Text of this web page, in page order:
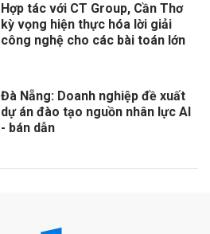
Hợp tác với CT Group, Cần Thơ
kỳ vọng hiện thực hóa lời giải
công nghệ cho các bài toán lớn
Đà Nẵng: Doanh nghiệp đề xuất
dự án đào tạo nguồn nhân lực AI
- bán dẫn